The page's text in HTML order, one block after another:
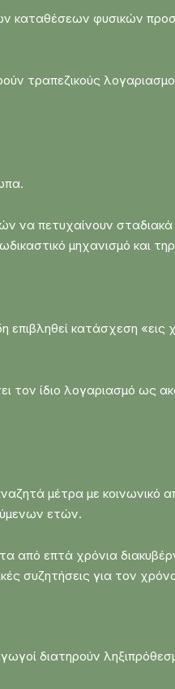
καταθέσεων φυσικών
τραπεζικούς
να πετυχαίνουν
μηχανισμό και
επιβληθεί κατάσχεση
τον ίδιο λογαριασμό ως
μέτρα με κοινωνικό
ετών.
από επτά χρόνια
συζητήσεις για τον
διατηρούν